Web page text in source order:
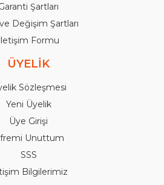
Şartları
Değişim Şartları
Formu
ÜYELİK
Sözleşmesi
Yeni Üyelik
Üye Girişi
Unuttum
SSS
Bilgilerimiz